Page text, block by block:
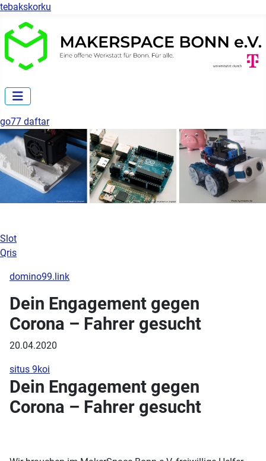
tebakskorku
go77 daftar
domino99.link
Dein Engagement gegen
Corona – Fahrer gesucht
20.04.2020
situs 9koi
Dein Engagement gegen
Corona – Fahrer gesucht
Slot
Qris